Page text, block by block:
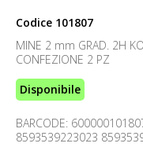
Codice 101807
MINE 2 mm GRAD. 2H
CONFEZIONE 2 PZ
Disponibile
BARCODE:
8593539223023